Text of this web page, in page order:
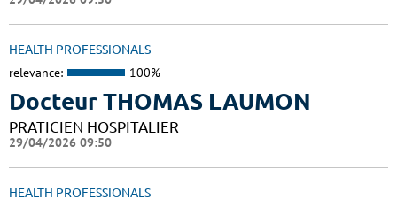
HEALTH PROFESSIONALS
relevance: 100%
Docteur THOMAS LAUMON
PRATICIEN HOSPITALIER
29/04/2026 09:50
HEALTH PROFESSIONALS